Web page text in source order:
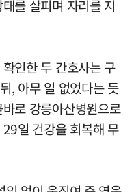
를 살피며 자리를 지
인한 두 간호사는 구
, 아무 일 없었다는 듯
로 강릉아산병원으로
일 건강을 회복해 무